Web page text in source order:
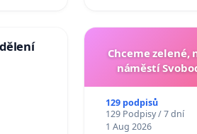
Chceme
náměstí
129 podpisů
129 Podpisy / 7 dní
1 Aug 2026